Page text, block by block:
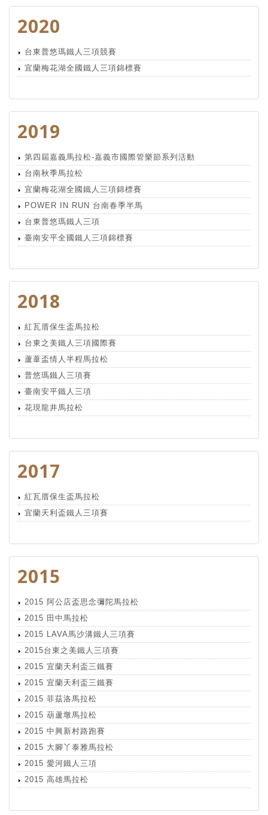
2020
台東普悠瑪鐵人三項競賽
宜蘭梅花湖全國鐵人三項錦標賽
2019
第四屆嘉義馬拉松-嘉義市國際管樂節系列活動
台南秋季馬拉松
宜蘭梅花湖全國鐵人三項錦標賽
POWER IN RUN 台南春季半馬
台東普悠瑪鐵人三項
臺南安平全國鐵人三項錦標賽
2018
紅瓦厝保生盃馬拉松
台東之美鐵人三項國際賽
蘆葦盃情人半程馬拉松
普悠瑪鐵人三項賽
臺南安平鐵人三項
花現龍井馬拉松
2017
紅瓦厝保生盃馬拉松
宜蘭天利盃鐵人三項賽
2015
2015 阿公店盃思念彌陀馬拉松
2015 田中馬拉松
2015 LAVA馬沙溝鐵人三項賽
2015台東之美鐵人三項賽
2015 宜蘭天利盃三鐵賽
2015 宜蘭天利盃三鐵賽
2015 菲茲洛馬拉松
2015 葫蘆墩馬拉松
2015 中興新村路跑賽
2015 大腳丫泰雅馬拉松
2015 愛河鐵人三項
2015 高雄馬拉松